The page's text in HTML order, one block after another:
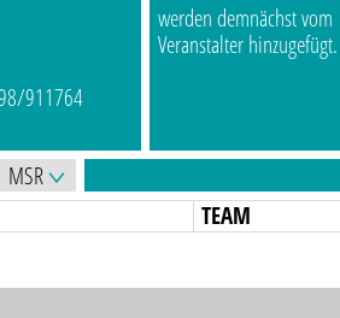
911764
werden demnächst vom
Veranstalter hinzugefügt.
TEAM